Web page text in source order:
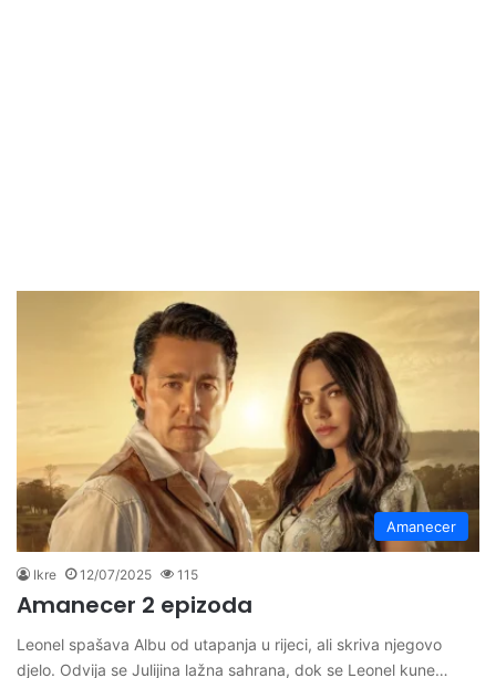
Amanecer
Ikre 12/07/2025 115
Amanecer 2 epizoda
Leonel spašava Albu od utapanja u rijeci, ali skriva njegovo
djelo. Odvija se Julijina lažna sahrana, dok se Leonel kune…